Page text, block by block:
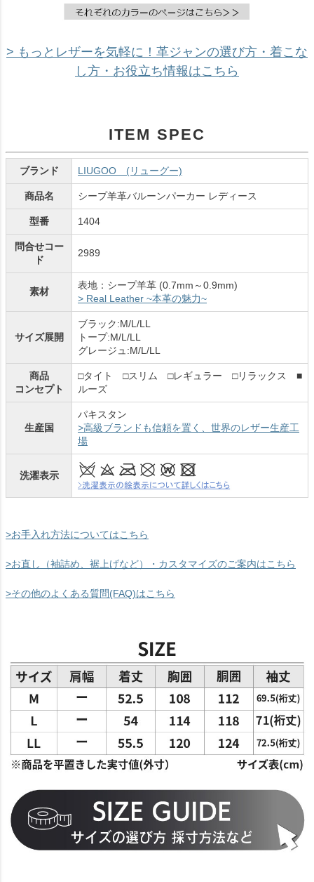
> もっとレザーを気軽に！革ジャンの選び方・着こな
し方・お役立ち情報はこちら
ITEM SPEC
ブランド LIUGOO (リューグー)
商品名 シープ羊革バルーンパーカー レディース
型番 1404
問合せコー
ド
2989
素材
表地：シープ羊革 (0.7mm～0.9mm)
> Real Leather ~本革の魅力~
サイズ展開
ブラック:M/L/LL
トープ:M/L/LL
グレージュ:M/L/LL
商品
コンセプト
□タイト □スリム □レギュラー □リラックス ■
ルーズ
生産国
パキスタン
>高級ブランドも信頼を置く、世界のレザー生産工
場
洗濯表示
>お手入れ方法についてはこちら
>お直し（袖詰め、裾上げなど）・カスタマイズのご案内はこちら
>その他のよくある質問(FAQ)はこちら